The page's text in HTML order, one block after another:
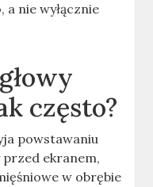
a nie wyłącznie
często?
powstawaniu
przed ekranem,
w obrębie